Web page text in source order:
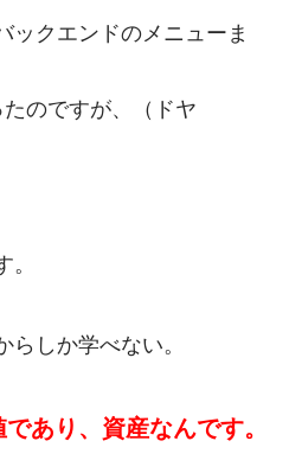
ックエンドのメニューま
のですが、（ドヤ
らしか学べない。
あり、資産なんです。